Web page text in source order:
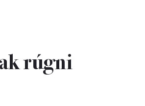
rúgni